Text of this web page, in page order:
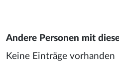
Andere Personen mit
Keine Einträge vorhanden